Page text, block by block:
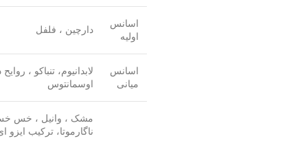
اسانس
اولیه
دارچین ، فلفل
اسانس
میانی
لابدانیوم، تنباکو ،
اوسمانتوس
مشک ، وانیل ، خس
ناگارموتا، ترکیب ایزو